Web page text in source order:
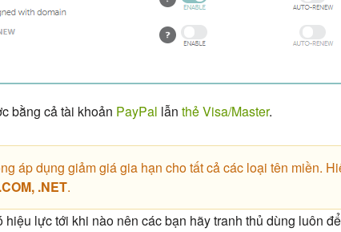
bằng cả tài khoản PayPal lẫn thẻ Visa/Master.
áp dụng giảm giá gia hạn cho tất cả các loại tên miền.
.NET.
hiệu lực tới khi nào nên các bạn hãy tranh thủ dùng luôn